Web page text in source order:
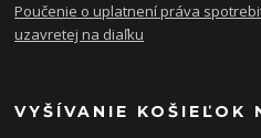
Poučenie o uplatnení práva
uzavretej na diaľku
VYŠÍVANIE KOŠIEĽOK